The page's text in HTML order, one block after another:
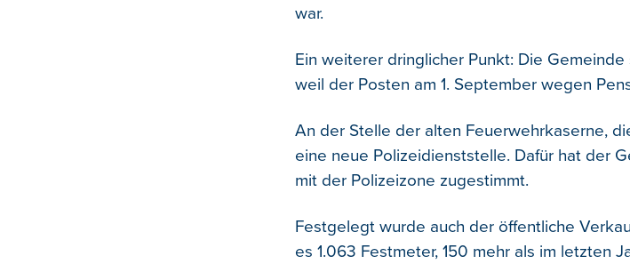
war.
Ein weiterer dringlicher Punkt: Die
weil der Posten am 1. September wegen
An der Stelle der alten Feuerwehrkaserne,
eine neue Polizeidienststelle. Dafür hat der
mit der Polizeizone zugestimmt.
Festgelegt wurde auch der öffentliche
es 1.063 Festmeter, 150 mehr als im letzten